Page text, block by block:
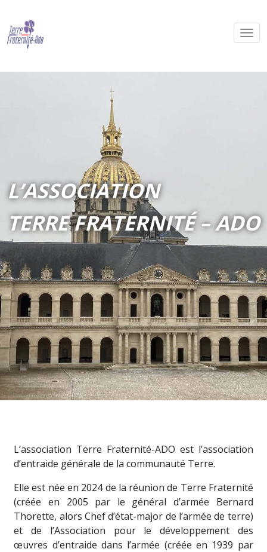
L’ASSOCIATION
TERRE FRATERNITÉ – ADO
L’association Terre Fraternité-ADO est l’association
d’entraide générale de la communauté Terre.
Elle est née en 2024 de la réunion de Terre Fraternité
(créée en 2005 par le général d’armée Bernard
Thorette, alors Chef d’état-major de l’armée de terre)
et de l’Association pour le développement des
œuvres d’entraide dans l’armée (créée en 1939 par